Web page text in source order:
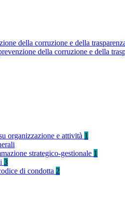
della corruzione e della
della corruzione e della
organizzazione e attività 1
strategico-gestionale 1
3
di condotta 2